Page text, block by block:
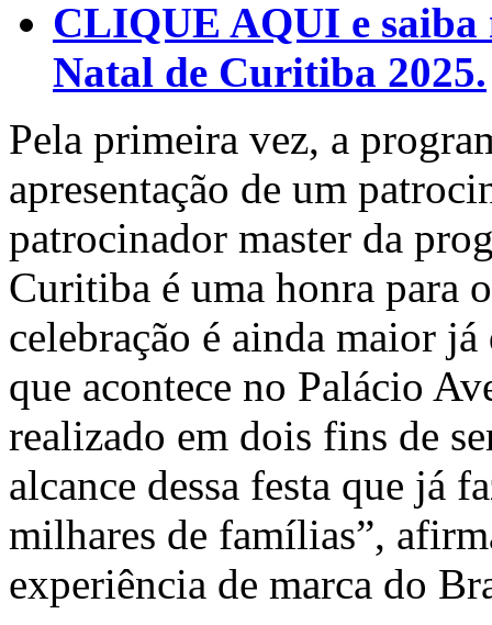
CLIQUE AQUI e saiba
Natal de Curitiba 2025.
Pela primeira vez, a
apresentação de um
patrocinador master da
Curitiba é uma honra para
celebração é ainda maior
que acontece no Palácio
realizado em dois fins de
alcance dessa festa que já
milhares de famílias”,
experiência de marca do